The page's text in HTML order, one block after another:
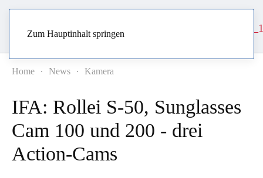
Zum Hauptinhalt springen
Home News Kamera
IFA: Rollei S-50, Sunglasses
Cam 100 und 200 - drei
Action-Cams